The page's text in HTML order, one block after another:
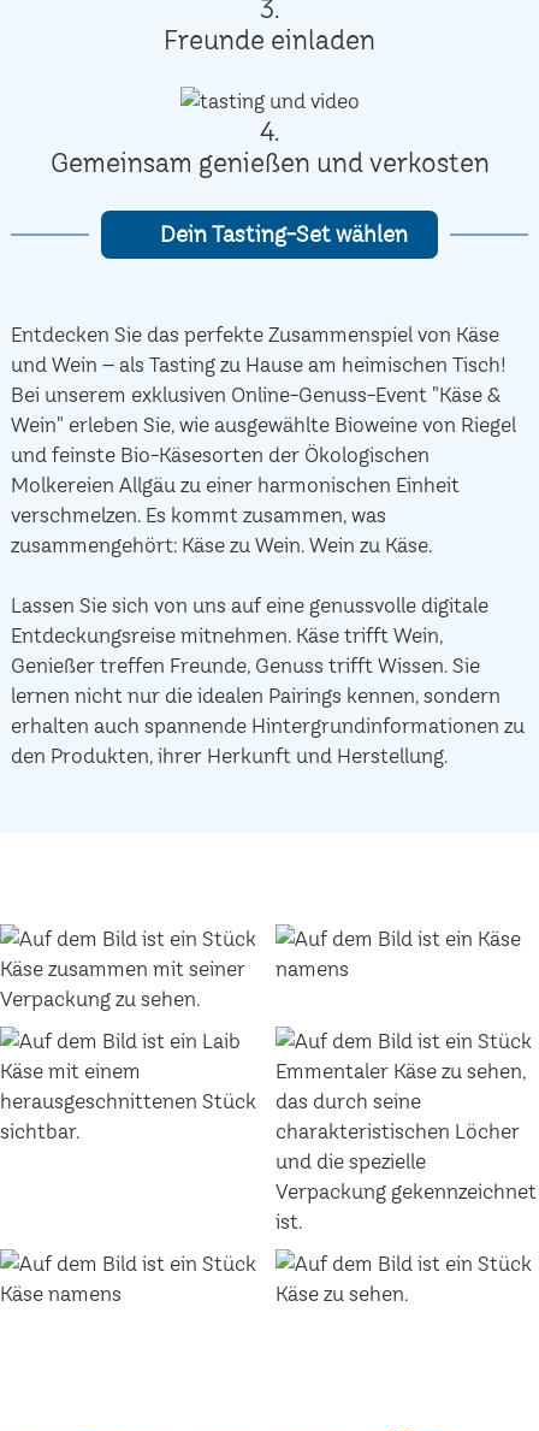
3.
Freunde einladen
4.
Gemeinsam genießen und verkosten
Dein Tasting-Set wählen
Entdecken Sie das perfekte Zusammenspiel von Käse
und Wein – als Tasting zu Hause am heimischen Tisch!
Bei unserem exklusiven Online-Genuss-Event "Käse &
Wein" erleben Sie, wie ausgewählte Bioweine von Riegel
und feinste Bio-Käsesorten der Ökologischen
Molkereien Allgäu zu einer harmonischen Einheit
verschmelzen. Es kommt zusammen, was
zusammengehört: Käse zu Wein. Wein zu Käse.
Lassen Sie sich von uns auf eine genussvolle digitale
Entdeckungsreise mitnehmen. Käse trifft Wein,
Genießer treffen Freunde, Genuss trifft Wissen. Sie
lernen nicht nur die idealen Pairings kennen, sondern
erhalten auch spannende Hintergrundinformationen zu
den Produkten, ihrer Herkunft und Herstellung.